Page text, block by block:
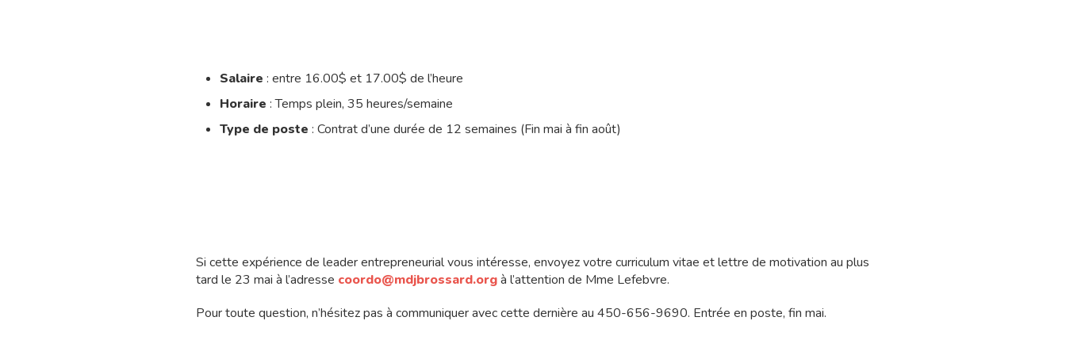
Salaire : entre 16.00$ et 17.00$ de l’heure
Horaire : Temps plein, 35 heures/semaine
Type de poste : Contrat d’une durée de 12 semaines (Fin mai à fin août)
Si cette expérience de leader entrepreneurial vous intéresse, envoyez votre curriculum vitae et lettre de motivation au plus
tard le 23 mai à l’adresse coordo@mdjbrossard.orgà l’attention de Mme Lefebvre.
Pour toute question, n’hésitez pas à communiquer avec cette dernière au 450-656-9690. Entrée en poste, fin mai.